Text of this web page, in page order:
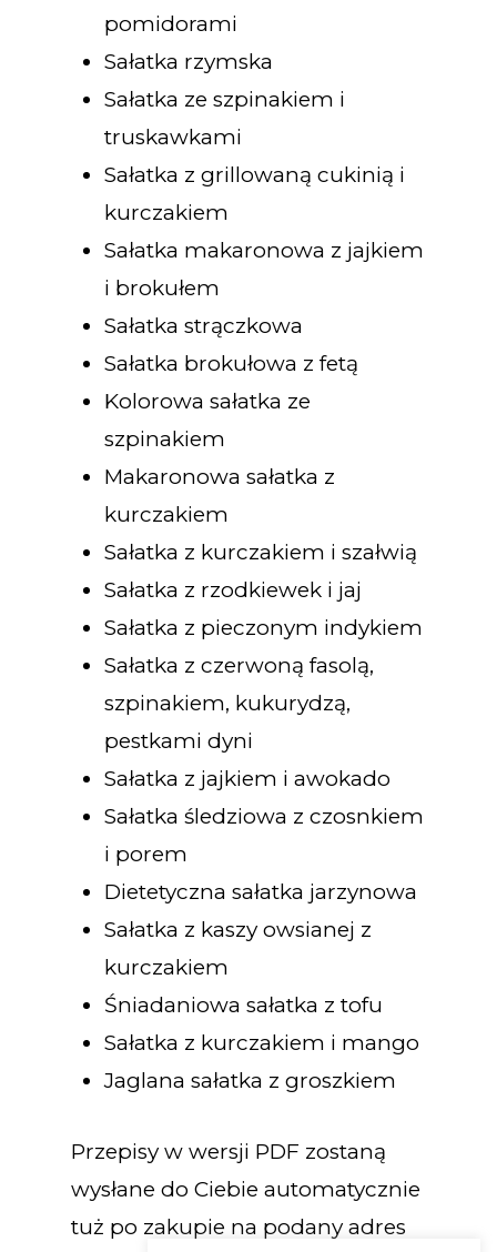
pomidorami
Sałatka rzymska
Sałatka ze szpinakiem i
truskawkami
Sałatka z grillowaną cukinią i
kurczakiem
Sałatka makaronowa z jajkiem
i brokułem
Sałatka strączkowa
Sałatka brokułowa z fetą
Kolorowa sałatka ze
szpinakiem
Makaronowa sałatka z
kurczakiem
Sałatka z kurczakiem i szałwią
Sałatka z rzodkiewek i jaj
Sałatka z pieczonym indykiem
Sałatka z czerwoną fasolą,
szpinakiem, kukurydzą,
pestkami dyni
Sałatka z jajkiem i awokado
Sałatka śledziowa z czosnkiem
i porem
Dietetyczna sałatka jarzynowa
Sałatka z kaszy owsianej z
kurczakiem
Śniadaniowa sałatka z tofu
Sałatka z kurczakiem i mango
Jaglana sałatka z groszkiem
Przepisy w wersji PDF zostaną
wysłane do Ciebie automatycznie
tuż po zakupie na podany adres